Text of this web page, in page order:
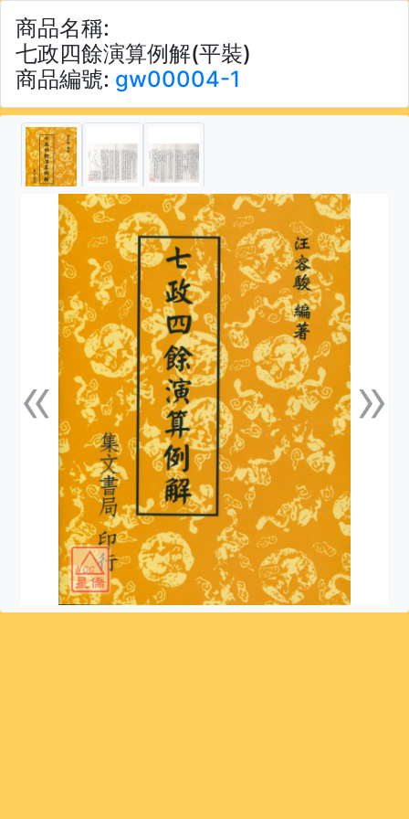
商品名稱:
七政四餘演算例解(平裝)
商品編號: gw00004-1
«上一張 »下一